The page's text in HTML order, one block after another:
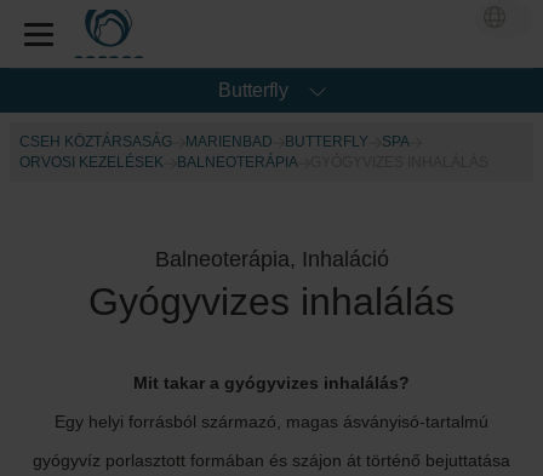
Butterfly
CSEH KÖZTÁRSASÁG MARIENBAD BUTTERFLY
SPA
ORVOSI KEZELÉSEK
BALNEOTERÁPIA
Balneoterápia, Inhaláció
Gyógyvizes inhalálás
Mit takar a gyógyvizes inhalálás?
Egy helyi forrásból származó, magas ásványisó-tartalmú
gyógyvíz porlasztott formában és szájon át történő bejuttatása